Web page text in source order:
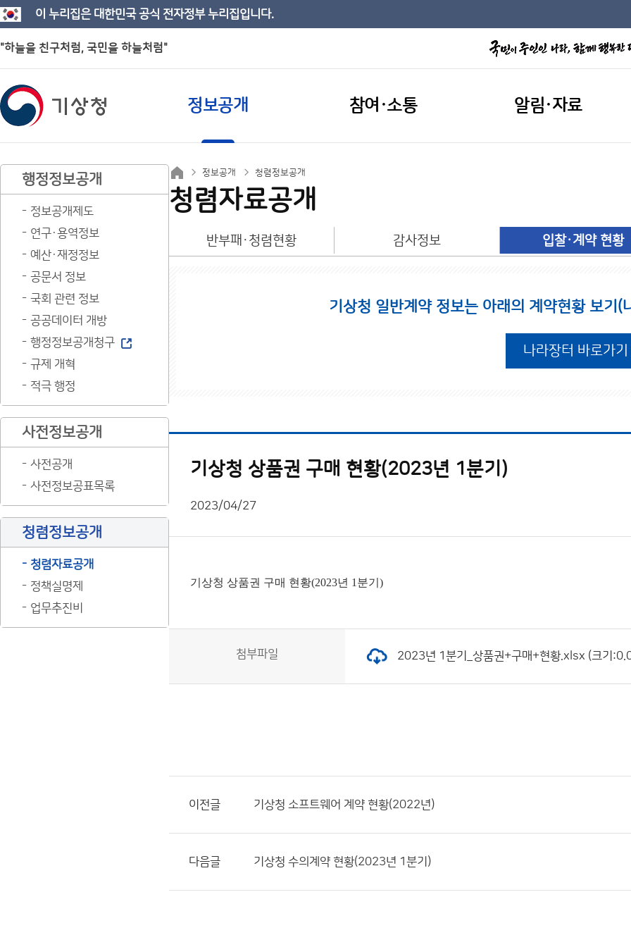
이 누리집은 대한민국 공식 전자정부 누리집입니다.
"하늘을 친구처럼, 국민을 하늘처럼"
정보공개 참여·소통 알림·자료
행정정보공개
정보공개제도
연구·용역정보
예산·재정정보
공문서 정보
국회 관련 정보
공공데이터 개방
행정정보공개청구
규제 개혁
적극 행정
사전정보공개
사전공개
사전정보공표목록
청렴정보공개
청렴자료공개
정책실명제
업무추진비
정보공개 청렴정보공개
청렴자료공개
반부패·청렴현황 감사정보 입찰·계약 현황
기상청 일반계약 정보는 아래의 계약현황 보기
나라장터 바로가기
기상청 상품권 구매 현황(2023년 1분기)
2023/04/27
기상청 상품권 구매 현황(2023년 1분기)
첨부파일 2023년 1분기_상품권+구매+현황.xlsx (크기
이전글 기상청 소프트웨어 계약 현황(2022년)
다음글 기상청 수의계약 현황(2023년 1분기)